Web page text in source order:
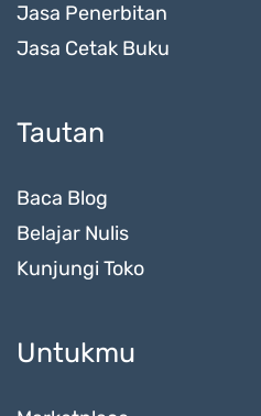
Jasa Penerbitan
Jasa Cetak Buku
Tautan
Baca Blog
Belajar Nulis
Kunjungi Toko
Untukmu